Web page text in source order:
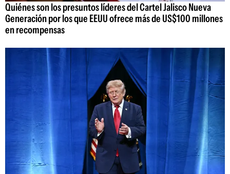
Quiénes son los presuntos líderes del Cartel Jalisco Nueva
Generación por los que EEUU ofrece más de US$100 millones
en recompensas